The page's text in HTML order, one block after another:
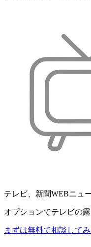
テレビ、新聞WEBニュ
オプションでテレビの
まずは無料で相談して